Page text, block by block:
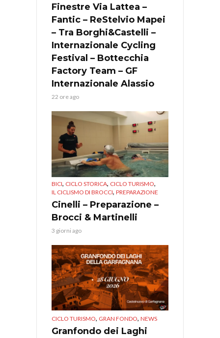
Finestre Via Lattea –
Fantic – ReStelvio Mapei
– Tra Borghi&Castelli –
Internazionale Cycling
Festival – Bottecchia
Factory Team – GF
Internazionale Alassio
22 ore ago
BICI, CICLO STORICA, CICLO TURISMO,
IL CICLISMO DI BROCCI, PREPARAZIONE
Cinelli – Preparazione –
Brocci & Martinelli
3 giorni ago
CICLO TURISMO, GRAN FONDO, NEWS
Granfondo dei Laghi